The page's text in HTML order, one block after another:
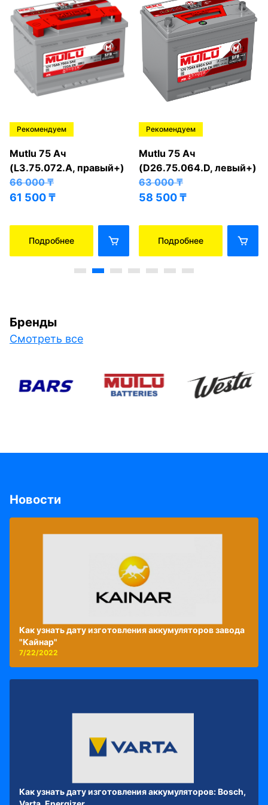
Рекомендуем
Mutlu 75 Ач
(L3.75.072.A, правый+)
66 000₸
61 500₸
Подробнее
Рекомендуем
Mutlu 75 Ач
(D26.75.064.D, левый+)
63 000₸
58 500₸
Подробнее
Бренды
Смотреть все
Новости
Как узнать дату изготовления аккумуляторов завода
"Кайнар"
7/22/2022
Как узнать дату изготовления аккумуляторов: Bosch,